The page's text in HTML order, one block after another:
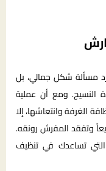
مسألة شكل جمالي، بل
النسيج. ومع أن عملية
الغرفة وانتعاشها، إلا
وتفقد المفرش رونقه.
التي تساعدك في تنظيف